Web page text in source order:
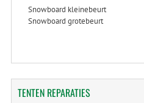
Snowboard kleinebeurt
Snowboard grotebeurt
TENTENREPARATIES